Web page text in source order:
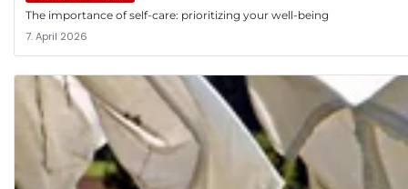
The importance of self-care: prioritizing your well-being
7. April 2026